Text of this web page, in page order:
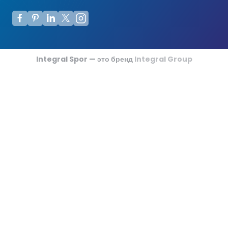
Integral Spor — это бренд Integral Group